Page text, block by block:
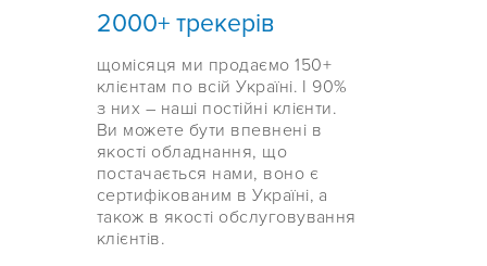
2000+ трекерів
щомісяця ми продаємо 150+
клієнтам по всій Україні. І 90%
з них – наші постійні клієнти.
Ви можете бути впевнені в
якості обладнання, що
постачається нами, воно є
сертифікованим в Україні, а
також в якості обслуговування
клієнтів.